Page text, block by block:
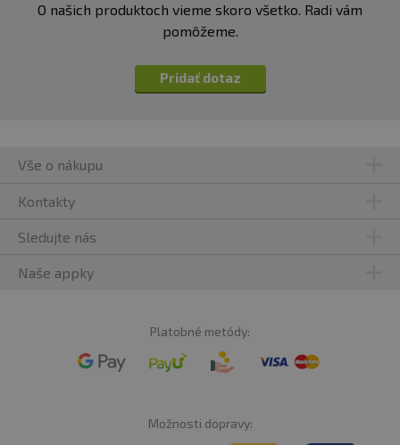
O našich produktoch vieme skoro všetko. Radi vám
pomôžeme.
Pridať dotaz
Vše o nákupu
Kontakty
Sledujte nás
Naše appky
Platobné metódy:
Možnosti dopravy: